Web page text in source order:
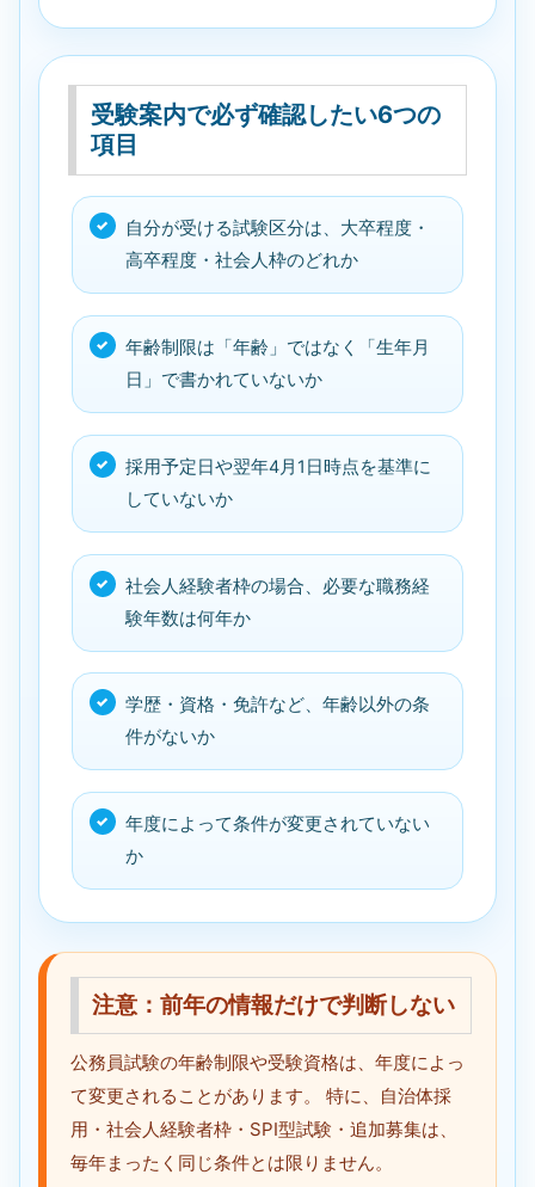
受験案内で必ず確認したい6つの
項目
自分が受ける試験区分は、大卒程度・
高卒程度・社会人枠のどれか
年齢制限は「年齢」ではなく「生年月
日」で書かれていないか
採用予定日や翌年4月1日時点を基準に
していないか
社会人経験者枠の場合、必要な職務経
験年数は何年か
学歴・資格・免許など、年齢以外の条
件がないか
年度によって条件が変更されていない
か
注意：前年の情報だけで判断しない
公務員試験の年齢制限や受験資格は、年度によっ
て変更されることがあります。 特に、自治体採
用・社会人経験者枠・SPI型試験・追加募集は、
毎年まったく同じ条件とは限りません。